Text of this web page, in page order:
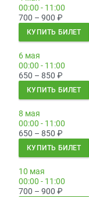
00:00 - 11:00
700 – 900 ₽
КУПИТЬ БИЛЕТ
6 мая
00:00 - 11:00
650 – 850 ₽
КУПИТЬ БИЛЕТ
8 мая
00:00 - 11:00
650 – 850 ₽
КУПИТЬ БИЛЕТ
10 мая
00:00 - 11:00
700 – 900 ₽